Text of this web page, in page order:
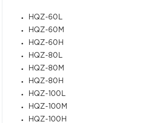
HQZ-60L
HQZ-60M
HQZ-60H
HQZ-80L
HQZ-80M
HQZ-80H
HQZ-100L
HQZ-100M
HQZ-100H